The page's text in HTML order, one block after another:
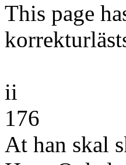
This page
ii
176
At han skal